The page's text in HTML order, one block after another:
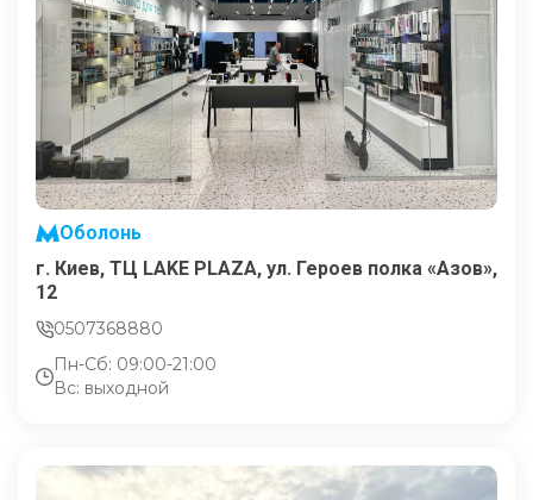
Оболонь
г. Киев, ТЦ LAKE PLAZA, ул. Героев полка «Азов»,
12
0507368880
Пн-Сб: 09:00-21:00
Вс: выходной